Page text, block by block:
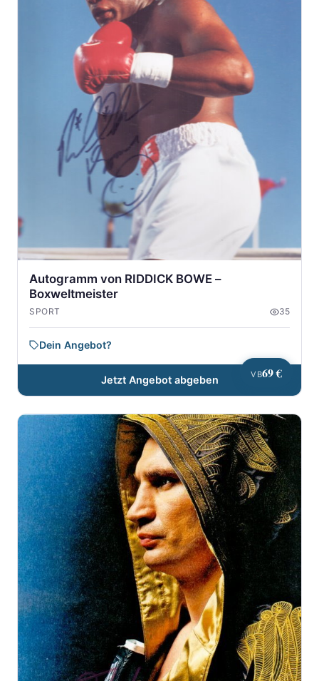
VB69 €
Autogramm von RIDDICK BOWE –
Boxweltmeister
SPORT 35
Dein Angebot?
Jetzt Angebot abgeben